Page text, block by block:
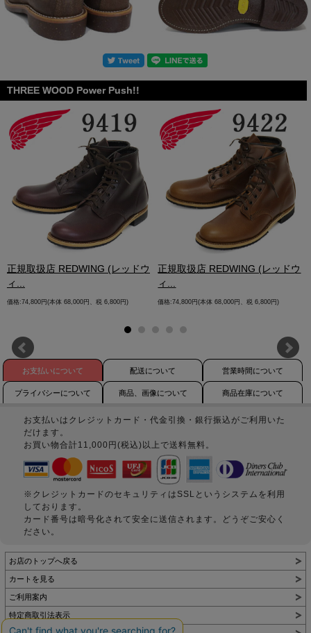
THREE WOOD Power Push!!
正規取扱店 REDWING (レッドウ
ィ...
価格:74,800円(本体 68,000円、税 6,800円)
正規取扱店 REDWING (レッドウ
ィ...
価格:74,800円(本体 68,000円、税 6,800円)
お支払いについて 配送について 営業時間について
プライバシーについて 商品、画像について 商品在庫について
お支払いはクレジットカード・代金引換・銀行振込がご利用いた
だけます。
お買い物合計11,000円(税込)以上で送料無料。
※クレジットカードのセキュリティはSSLというシステムを利用
しております。
カード番号は暗号化されて安全に送信されます。どうぞご安心く
ださい。
お店のトップへ戻る
カートを見る
ご利用案内
特定商取引法表示